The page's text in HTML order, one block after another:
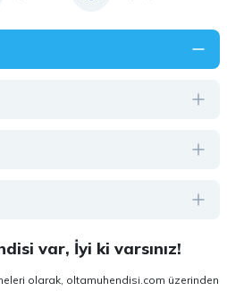
var, İyi ki varsınız!
olarak, oltamuhendisi.com üzerinden